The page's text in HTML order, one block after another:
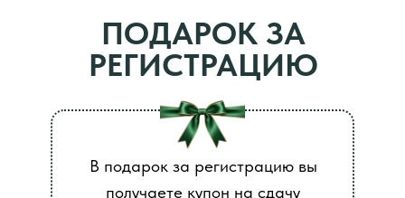
ПОДАРОК ЗА
РЕГИСТРАЦИЮ
В подарок за регистрацию вы
получаете купон на сдачу